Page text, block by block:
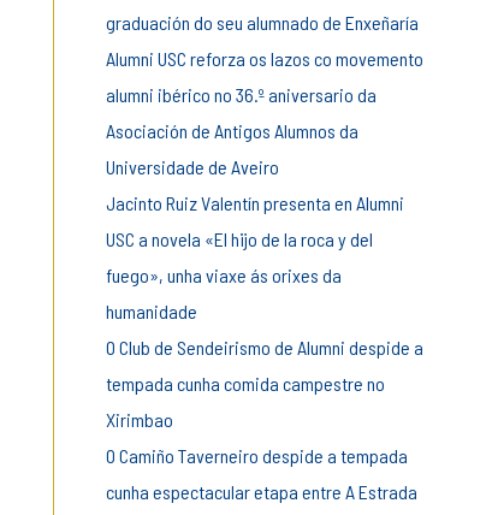
graduación do seu alumnado de Enxeñaría
Alumni USC reforza os lazos co movemento
alumni ibérico no 36.º aniversario da
Asociación de Antigos Alumnos da
Universidade de Aveiro
Jacinto Ruiz Valentín presenta en Alumni
USC a novela «El hijo de la roca y del
fuego», unha viaxe ás orixes da
humanidade
O Club de Sendeirismo de Alumni despide a
tempada cunha comida campestre no
Xirimbao
O Camiño Taverneiro despide a tempada
cunha espectacular etapa entre A Estrada